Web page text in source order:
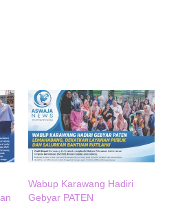
Wabup Karawang Hadiri
Gebyar PATEN